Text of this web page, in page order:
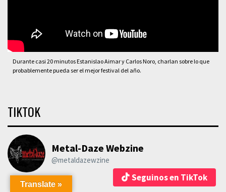
Durante casi 20 minutos Estanislao Aimar y Carlos Noro, charlan sobre lo que
probablemente pueda ser el mejor festival del año.
TIKTOK
Metal-Daze Webzine
@metaldazewzine
Seguinos en TikTok
Translate »